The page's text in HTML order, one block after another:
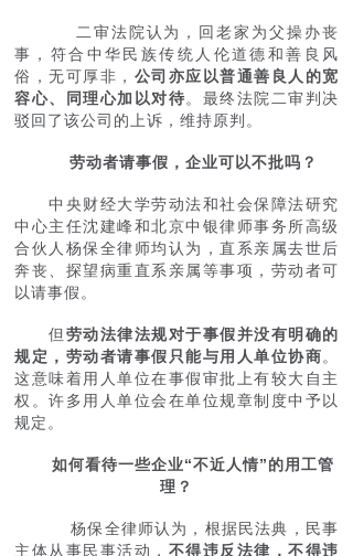
二审法院认为，回老家为父操办丧
事，符合中华民族传统人伦道德和善良风
俗，无可厚非， 公司亦应以普通善良人的宽
容心、同理心加以对待。最终法院二审判决
驳回了该公司的上诉，维持原判。
劳动者请事假，企业可以不批吗？
中央财经大学劳动法和社会保障法研究
中心主任沈建峰和北京中银律师事务所高级
合伙人杨保全律师均认为，直系亲属去世后
奔丧、探望病重直系亲属等事项，劳动者可
以请事假。
但 劳动法律法规对于事假并没有明确的
规定，劳动者请事假只能与用人单位协商。
这意味着用人单位在事假审批上有较大自主
权。许多用人单位会在单位规章制度中予以
规定。
如何看待一些企业“不近人情”的用工管
理？
杨保全律师认为，根据民法典，民事
主体从事民事活动， 不得违反法律，不得违